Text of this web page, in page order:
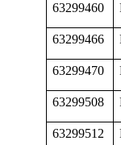
63299460
63299466
63299470
63299508
63299512